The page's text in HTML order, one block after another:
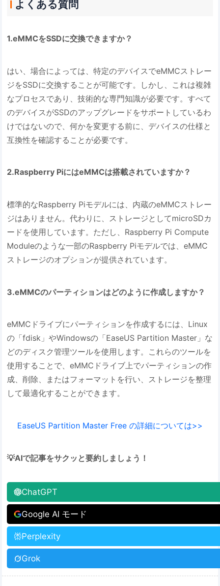
よくある質問
1.eMMCをSSDに交換できますか？
はい、場合によっては、特定のデバイスでeMMCストレー
ジをSSDに交換することが可能です。しかし、これは複雑
なプロセスであり、技術的な専門知識が必要です。すべて
のデバイスがSSDのアップグレードをサポートしているわ
けではないので、何かを変更する前に、デバイスの仕様と
互換性を確認することが必要です。
2.Raspberry PiにはeMMCは搭載されていますか？
標準的なRaspberry Piモデルには、内蔵のeMMCストレー
ジはありません。代わりに、ストレージとしてmicroSDカ
ードを使用しています。ただし、Raspberry Pi Compute
Moduleのような一部のRaspberry Piモデルでは、eMMC
ストレージのオプションが提供されています。
3.eMMCのパーティションはどのように作成しますか？
eMMCドライブにパーティションを作成するには、Linux
の「fdisk」やWindowsの「EaseUS Partition Master」な
どのディスク管理ツールを使用します。これらのツールを
使用することで、eMMCドライブ上でパーティションの作
成、削除、またはフォーマットを行い、ストレージを整理
して最適化することができます。
EaseUS Partition Master Free の詳細については>>
💡AIで記事をサクッと要約しましょう！
ChatGPT
Google AI モード
Perplexity
Grok